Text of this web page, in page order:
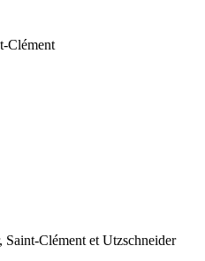
Clément
Clément et Utzschneider